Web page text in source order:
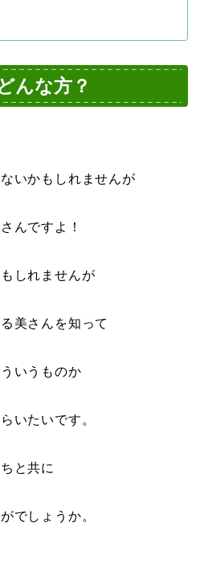
んな方？
いかもしれませんが
んですよ！
しれませんが
美さんを知って
いうものか
いたいです。
と共に
でしょうか。